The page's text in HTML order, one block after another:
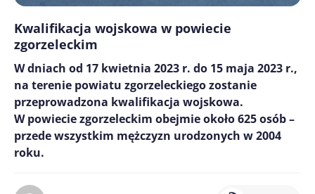
Kwalifikacja wojskowa w powiecie
zgorzeleckim
W dniach od 17 kwietnia 2023 r. do 15 maja 2023 r.,
na terenie powiatu zgorzeleckiego zostanie
przeprowadzona kwalifikacja wojskowa.
W powiecie zgorzeleckim obejmie około 625 osób –
przede wszystkim mężczyzn urodzonych w 2004
roku.